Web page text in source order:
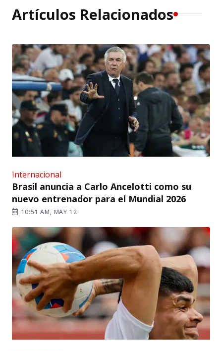
Artículos Relacionados
Internacional
Brasil anuncia a Carlo Ancelotti como su
nuevo entrenador para el Mundial 2026
10:51 AM, MAY 12